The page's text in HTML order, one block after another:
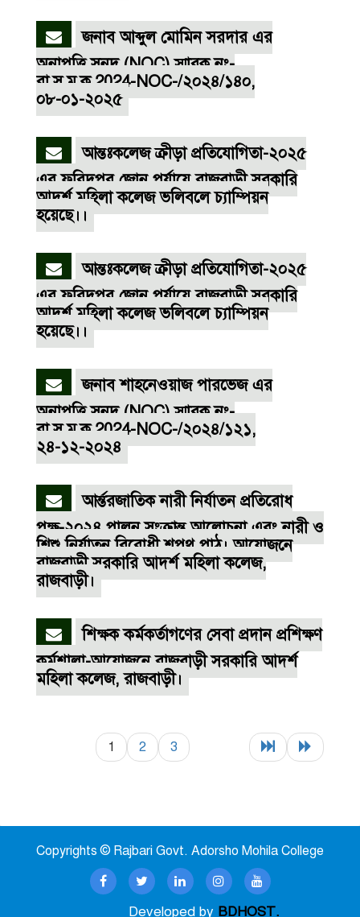
জনাব আব্দুল মোমিন সরদার এর
অনাপত্তি সনদ (NOC) স্মারক নং-
রা.স.ম.ক.2024-NOC-/২০২৪/১৪০,
০৮-০১-২০২৫
আন্তঃকলেজ ক্রীড়া প্রতিযোগিতা-২০২৫
এর ফরিদপুর জোন পর্যায়ে রাজবাড়ী সরকারি
আদর্শ মহিলা কলেজ ভলিবলে চ্যাম্পিয়ন
হয়েছে।।
আন্তঃকলেজ ক্রীড়া প্রতিযোগিতা-২০২৫
এর ফরিদপুর জোন পর্যায়ে রাজবাড়ী সরকারি
আদর্শ মহিলা কলেজ ভলিবলে চ্যাম্পিয়ন
হয়েছে।।
জনাব শাহনেওয়াজ পারভেজ এর
অনাপত্তি সনদ (NOC) স্মারক নং-
রা.স.ম.ক.2024-NOC-/২০২৪/১২১,
২৪-১২-২০২৪
আর্ন্তরজাতিক নারী নির্যাতন প্রতিরোধ
পক্ষ-২০২৪ পালন সংক্রান্ত আলোচনা এবং নারী ও
শিশু নির্যাতন বিরোধী শপথ পাঠ। আয়োজনে
রাজবাড়ী সরকারি আদর্শ মহিলা কলেজ,
রাজবাড়ী।
শিক্ষক কর্মকর্তাগণের সেবা প্রদান প্রশিক্ষণ
কর্মশালা-আয়োজনে রাজবাড়ী সরকারি আদর্শ
মহিলা কলেজ, রাজবাড়ী।
1 2 3
Copyrights © Rajbari Govt. Adorsho Mohila College
Developed by BDHOST.